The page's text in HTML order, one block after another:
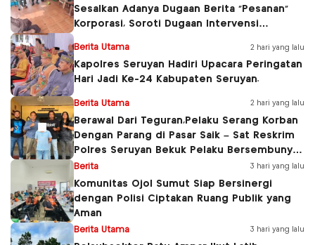
Sesalkan Adanya Dugaan Berita “Pesanan”
Korporasi, Soroti Dugaan Intervensi
Lingkungan
Berita Utama 2 hari yang lalu
Kapolres Seruyan Hadiri Upacara Peringatan
Hari Jadi Ke-24 Kabupaten Seruyan.
Berita Utama 2 hari yang lalu
Berawal Dari Teguran,Pelaku Serang Korban
Dengan Parang di Pasar Saik – Sat Reskrim
Polres Seruyan Bekuk Pelaku Bersembunyi
di Bawah Gedung Walet.
Berita 3 hari yang lalu
Komunitas Ojol Sumut Siap Bersinergi
dengan Polisi Ciptakan Ruang Publik yang
Aman
Berita Utama 3 hari yang lalu